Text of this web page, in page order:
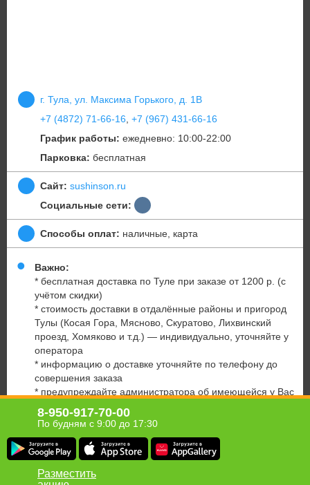
г. Тула, ул. Максима Горького, д. 1В
+7 (4872) 71-66-16, +7 (967) 431-66-16
График работы: ежедневно: 10:00-22:00
Парковка: бесплатная
Сайт: sushinson.ru
Социальные сети:
Способы оплат: наличные, карта
Важно:
* бесплатная доставка по Туле при заказе от 1200 р. (с
учётом скидки)
* стоимость доставки в отдалённые районы и пригород
Тулы (Косая Гора, Мясново, Скуратово, Лихвинский
проезд, Хомяково и т.д.) — индивидуально, уточняйте у
оператора
* информацию о доставке уточняйте по телефону до
совершения заказа
* предупреждайте администратора об имеющейся у Вас
аллергии на определённые продукты питания
* скидкане суммируетсяс внутренними акциями и
Юридическая информация о партнёре
8-950-917-70-00
По будням с 9:00 до 17:30
Разместить